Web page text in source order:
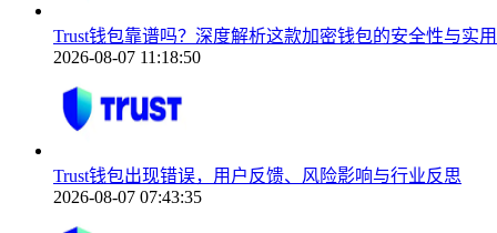
Trust钱包靠谱吗？深度解析这款加密钱包的安全性与实
2026-08-07 11:18:50
Trust钱包出现错误，用户反馈、风险影响与行业反思
2026-08-07 07:43:35